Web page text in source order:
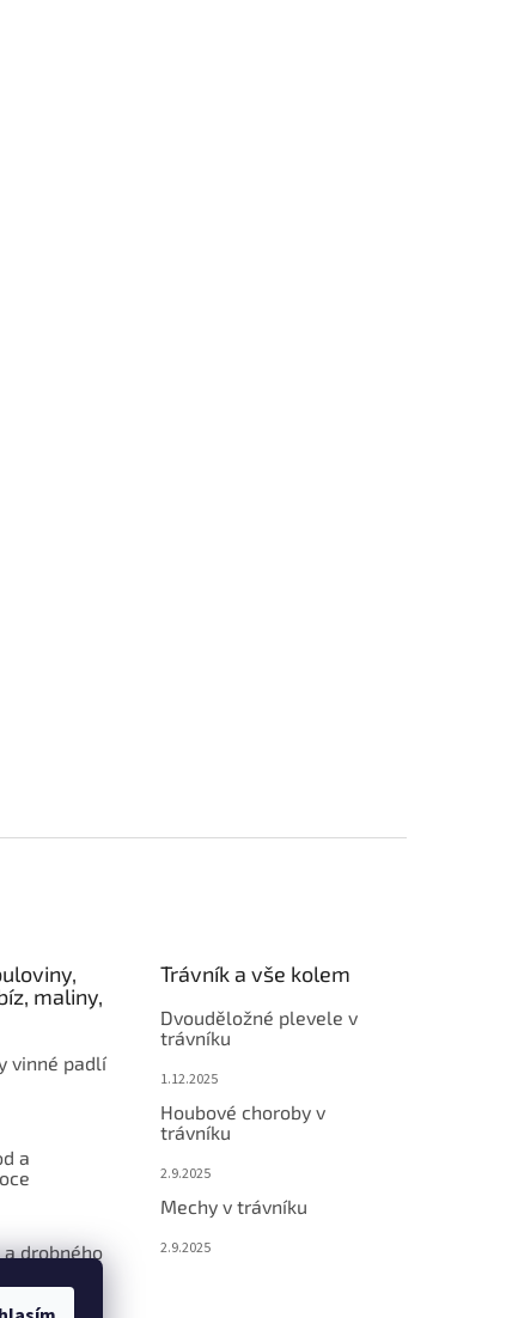
maliny,
vinné padlí
a
drobného
Trávník a vše kolem
Dvouděložné plevele v
trávníku
1.12.2025
Houbové choroby v
trávníku
2.9.2025
Mechy v trávníku
2.9.2025